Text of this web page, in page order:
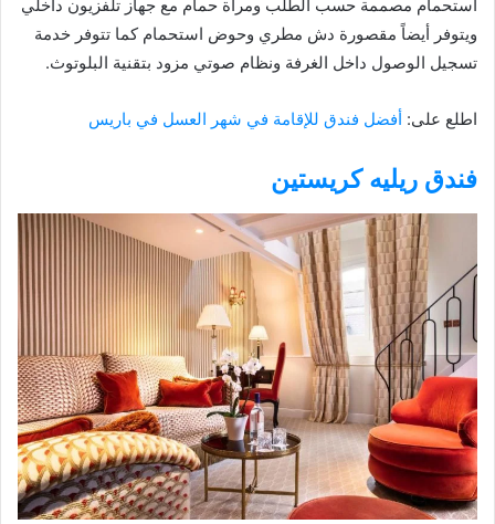
استحمام مصممة حسب الطلب ومرآة حمام مع جهاز تلفزيون داخلي
ويتوفر أيضاً مقصورة دش مطري وحوض استحمام كما تتوفر خدمة
تسجيل الوصول داخل الغرفة ونظام صوتي مزود بتقنية البلوتوث.
اطلع على: أفضل فندق للإقامة في شهر العسل في باريس
فندق ريليه كريستين